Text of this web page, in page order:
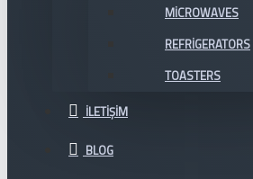
MICROWAVES
REFRIGERATORS
TOASTERS
İLETIŞIM
BLOG